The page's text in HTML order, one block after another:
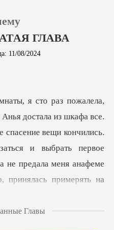
ГЛАВА
11/08/2024
вещи кончились.
и выбрать первое
Главы